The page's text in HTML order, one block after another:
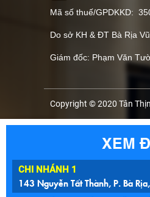
Mã số thuế/GPDKKD:
Do sở KH & ĐT Bà Rịa
Giám đốc: Phạm Văn
Copyright © 2020 Tân
XEM
CHI NHÁNH 1
143 Nguyễn Tất Thành, P. Bà